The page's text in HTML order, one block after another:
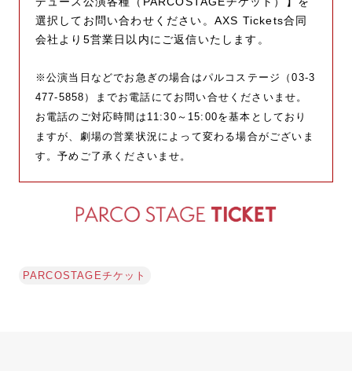
選択してお問い合わせください。AXS Tickets合同
会社より5営業日以内にご返信いたします。
※公演当日などでお急ぎの場合はパルコステージ（03-3
477-5858）までお電話にてお問い合せくださいませ。
お電話のご対応時間は11:30～15:00を基本としており
ますが、劇場の営業状況によって変わる場合がございま
す。予めご了承くださいませ。
PARCOSTAGEチケット